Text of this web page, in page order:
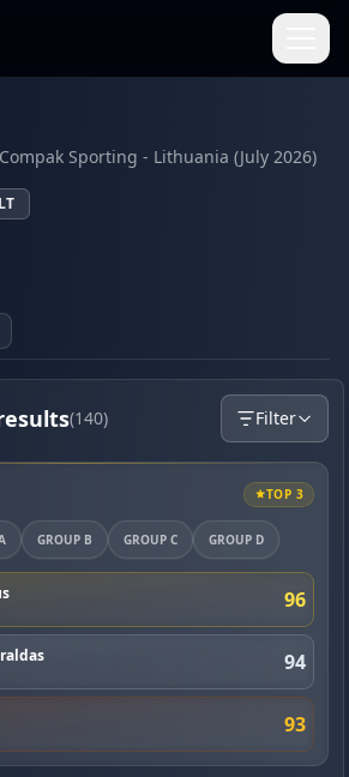
Sporting - Lithuania (July 2026)
LT
(140) Filter
TOP 3
GROUP B GROUP C GROUP D
96
94
93